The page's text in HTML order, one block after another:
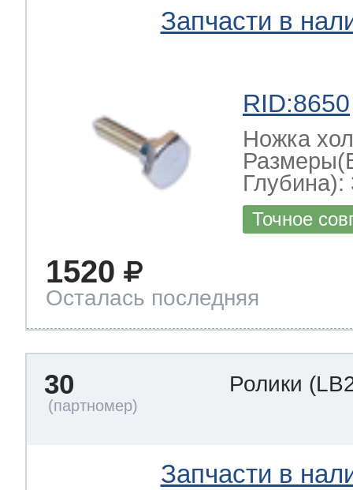
Запчасти в
RID:8650
Ножка
Глубина):
Точное
1520
Осталась последняя
30 Ролики
Запчасти в